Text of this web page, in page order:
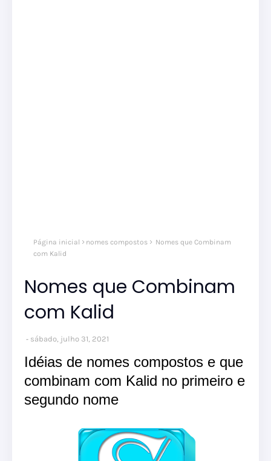
Página inicial nomes compostos
Nomes que Combinam
com Kalid
Nomes que Combinam
com Kalid
sábado, julho 31, 2021
Idéias de nomes compostos e que
combinam com Kalid no primeiro e
segundo nome